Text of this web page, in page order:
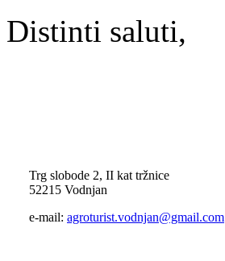
Distinti saluti,
Trg slobode 2, II kat tržnice
52215 Vodnjan
e-mail: agroturist.vodnjan@gmail.com